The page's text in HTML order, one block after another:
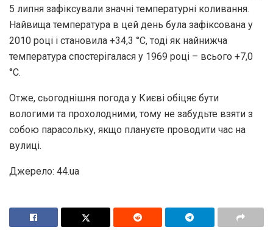
5 липня зафіксували значні температурні коливання.
Найвища температура в цей день була зафіксована у
2010 році і становила +34,3 °С, тоді як найнижча
температура спостерігалася у 1969 році – всього +7,0
°С.
Отже, сьогоднішня погода у Києві обіцяє бути
вологими та прохолодними, тому не забудьте взяти з
собою парасольку, якщо плануєте проводити час на
вулиці.
Джерело: 44.ua